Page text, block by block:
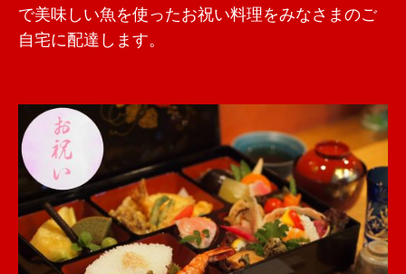
で美味しい魚を使ったお祝い料理をみなさまのご
自宅に配達します。